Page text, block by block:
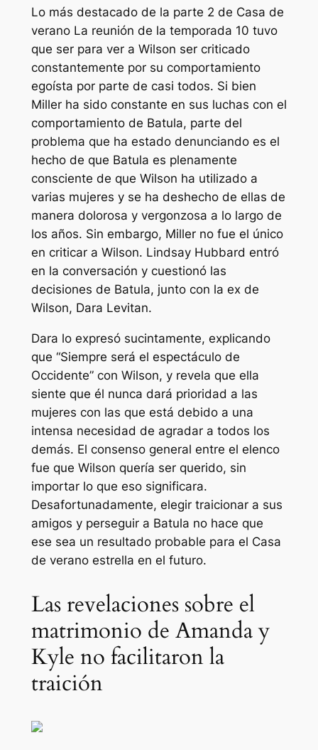
Lo más destacado de la parte 2 de Casa de
verano La reunión de la temporada 10 tuvo
que ser para ver a Wilson ser criticado
constantemente por su comportamiento
egoísta por parte de casi todos. Si bien
Miller ha sido constante en sus luchas con el
comportamiento de Batula, parte del
problema que ha estado denunciando es el
hecho de que Batula es plenamente
consciente de que Wilson ha utilizado a
varias mujeres y se ha deshecho de ellas de
manera dolorosa y vergonzosa a lo largo de
los años. Sin embargo, Miller no fue el único
en criticar a Wilson. Lindsay Hubbard entró
en la conversación y cuestionó las
decisiones de Batula, junto con la ex de
Wilson, Dara Levitan.
Dara lo expresó sucintamente, explicando
que “Siempre será el espectáculo de
Occidente” con Wilson, y revela que ella
siente que él nunca dará prioridad a las
mujeres con las que está debido a una
intensa necesidad de agradar a todos los
demás. El consenso general entre el elenco
fue que Wilson quería ser querido, sin
importar lo que eso significara.
Desafortunadamente, elegir traicionar a sus
amigos y perseguir a Batula no hace que
ese sea un resultado probable para el Casa
de verano estrella en el futuro.
Las revelaciones sobre el
matrimonio de Amanda y
Kyle no facilitaron la
traición